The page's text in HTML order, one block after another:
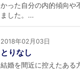
かった自分の内的傾向や
ました。...
2018年02月03日
とりなし
結婚を間近に控えたある